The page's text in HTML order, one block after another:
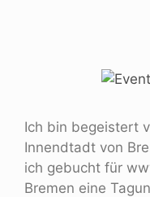
Ich bin begeistert
Innendtadt von
ich gebucht für
Bremen eine